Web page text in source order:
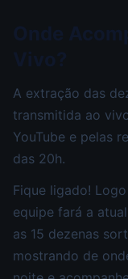
A extração das
transmitida ao
YouTube e pelas
das 20h.
Fique ligado!
equipe fará a
as 15 dezenas
mostrando de